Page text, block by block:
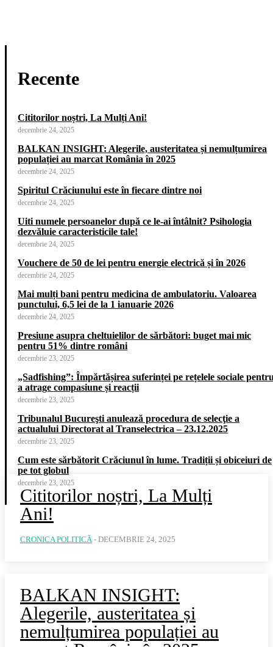
Recente
Cititorilor noștri, La Mulți Ani!
decembrie 24, 2025
BALKAN INSIGHT: Alegerile, austeritatea și nemulțumirea
populației au marcat România în 2025
decembrie 24, 2025
Spiritul Crăciunului este în fiecare dintre noi
decembrie 24, 2025
Uiti numele persoanelor după ce le-ai întâlnit? Psihologia
dezvăluie caracteristicile tale!
decembrie 24, 2025
Vouchere de 50 de lei pentru energie electrică și în 2026
decembrie 24, 2025
Mai mulți bani pentru medicina de ambulatoriu. Valoarea
punctului, 6,5 lei de la 1 ianuarie 2026
decembrie 24, 2025
Presiune asupra cheltuielilor de sărbători: buget mai mic
pentru 51% dintre români
decembrie 23, 2025
„Sadfishing”: Împărtășirea suferinței pe rețelele sociale
a atrage compasiune și reacții
decembrie 23, 2025
Tribunalul Bucureşti anulează procedura de selecţie a
actualului Directorat al Transelectrica – 23.12.2025
decembrie 23, 2025
Cum este sărbătorit Crăciunul în lume. Tradiții și obiceiuri de
pe tot globul
decembrie 23, 2025
Cititorilor noștri, La Mulți
Ani!
CRONICA POLITICĂ - DECEMBRIE 24, 2025
BALKAN INSIGHT:
Alegerile, austeritatea și
nemulțumirea populației au